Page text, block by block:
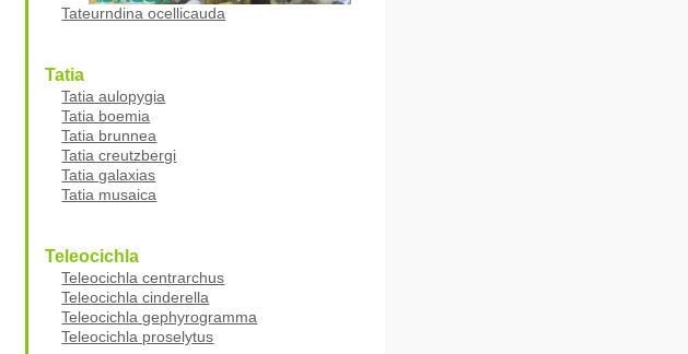
Tateurndina ocellicauda
Tatia
Tatia aulopygia
Tatia boemia
Tatia brunnea
Tatia creutzbergi
Tatia galaxias
Tatia musaica
Teleocichla
Teleocichla centrarchus
Teleocichla cinderella
Teleocichla gephyrogramma
Teleocichla proselytus